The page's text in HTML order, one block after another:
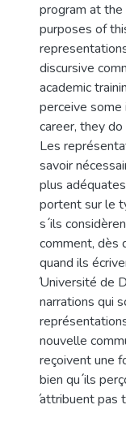
program at
purposes of
discursive
academic
perceive
career, they
Les
savoir
plus
portent sur le
s ́ils
comment, dès
quand ils
́Université de
narrations qui
nouvelle
reçoivent une
bien qu ́ils
́attribuent pas